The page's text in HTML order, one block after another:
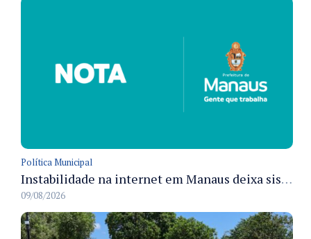
Política Municipal
Instabilidade na internet em Manaus deixa sistemas de atendimento municipal temporariamente indisponíveis
09/08/2026